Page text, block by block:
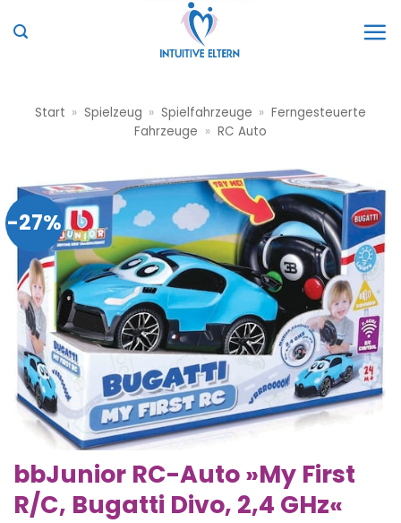
Inhalt
Start » Spielzeug » Spielfahrzeuge » Ferngesteuerte
Fahrzeuge » RC Auto
-27%
bbJunior RC-Auto »My First
R/C, Bugatti Divo, 2,4 GHz«